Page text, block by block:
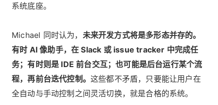
系统底座。
Michael 同时认为， 未来开发方式将是多形态并存的。
有时 AI 像助手，在 Slack 或 issue tracker 中完成任
务；有时则是 IDE 前台交互；也可能是后台运行某个流
程，再前台迭代控制。 这些都不矛盾，只要能让用户在
全自动与手动控制之间灵活切换，就是合格的系统。